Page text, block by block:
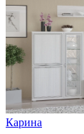
Карина